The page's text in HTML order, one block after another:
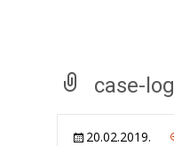
case-
20.02.2019.